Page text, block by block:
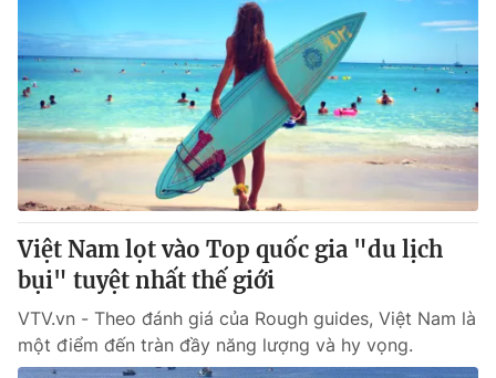
Việt Nam lọt vào Top quốc gia "du lịch
bụi" tuyệt nhất thế giới
VTV.vn - Theo đánh giá của Rough guides, Việt Nam là
một điểm đến tràn đầy năng lượng và hy vọng.